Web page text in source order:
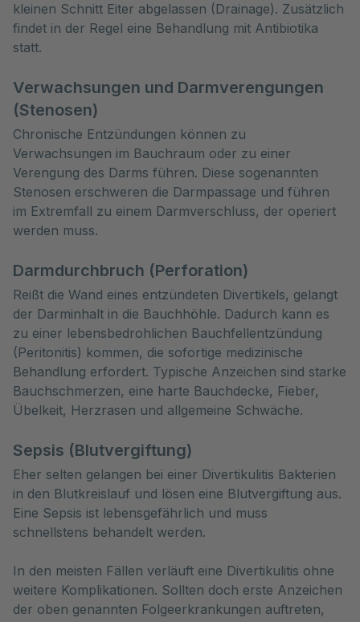
kleinen Schnitt Eiter abgelassen (Drainage). Zusätzlich
findet in der Regel eine Behandlung mit Antibiotika
statt.
Verwachsungen und Darmverengungen
(Stenosen)
Chronische Entzündungen können zu
Verwachsungen im Bauchraum oder zu einer
Verengung des Darms führen. Diese sogenannten
Stenosen erschweren die Darmpassage und führen
im Extremfall zu einem Darmverschluss, der operiert
werden muss.
Darmdurchbruch (Perforation)
Reißt die Wand eines entzündeten Divertikels, gelangt
der Darminhalt in die Bauchhöhle. Dadurch kann es
zu einer lebensbedrohlichen Bauchfellentzündung
(Peritonitis) kommen, die sofortige medizinische
Behandlung erfordert. Typische Anzeichen sind starke
Bauchschmerzen, eine harte Bauchdecke, Fieber,
Übelkeit, Herzrasen und allgemeine Schwäche.
Sepsis (Blutvergiftung)
Eher selten gelangen bei einer Divertikulitis Bakterien
in den Blutkreislauf und lösen eine Blutvergiftung aus.
Eine Sepsis ist lebensgefährlich und muss
schnellstens behandelt werden.
In den meisten Fällen verläuft eine Divertikulitis ohne
weitere Komplikationen. Sollten doch erste Anzeichen
der oben genannten Folgeerkrankungen auftreten,